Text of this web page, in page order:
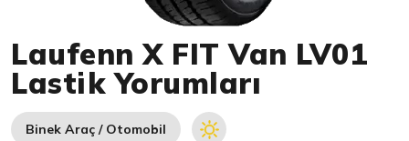
Laufenn X FIT Van LV01
Lastik Yorumları
Binek Araç / Otomobil